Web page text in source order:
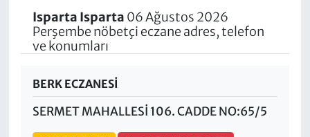
Isparta Isparta 06 Ağustos 2026
Perşembe nöbetçi eczane adres, telefon
ve konumları
BERK ECZANESİ
SERMET MAHALLESİ 106. CADDE NO:65/5